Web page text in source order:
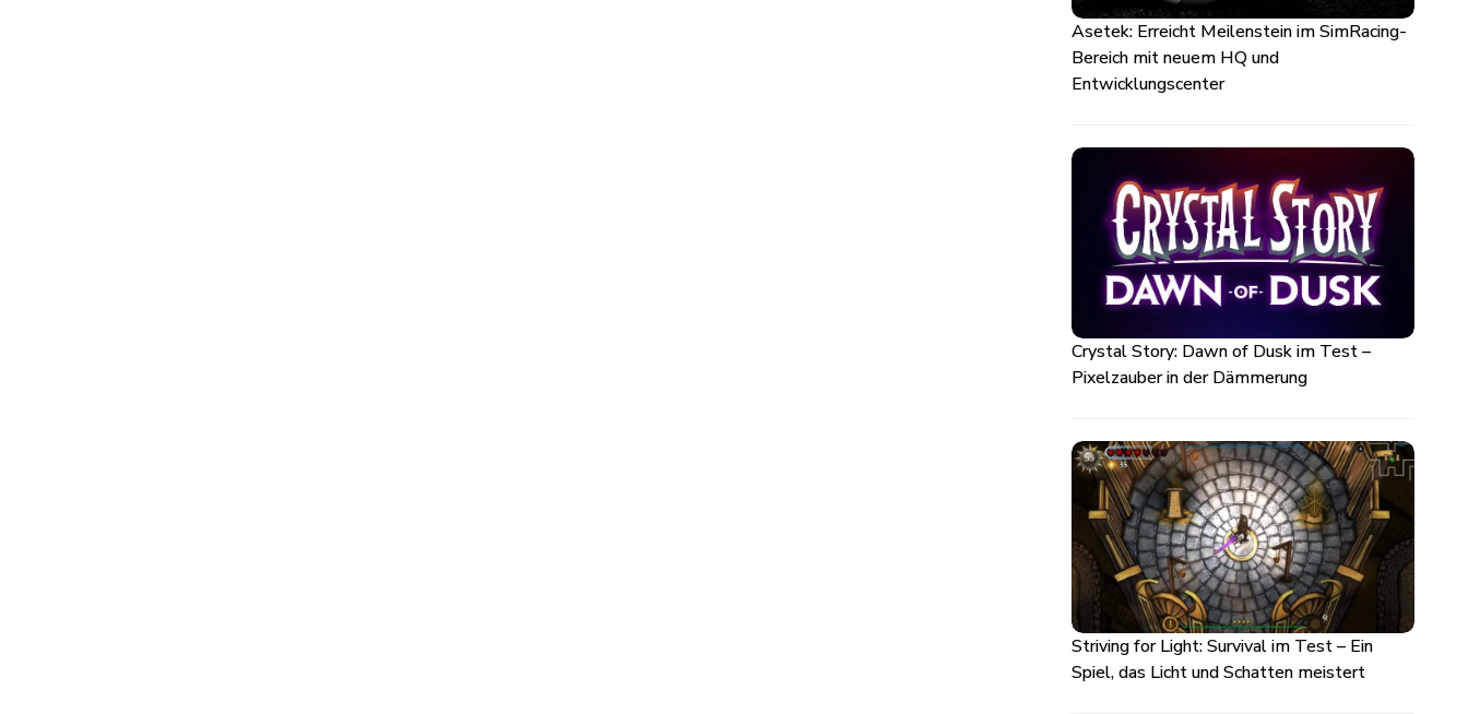
Asetek: Erreicht Meilenstein im SimRacing-
Bereich mit neuem HQ und
Entwicklungscenter
Crystal Story: Dawn of Dusk im Test –
Pixelzauber in der Dämmerung
Striving for Light: Survival im Test – Ein
Spiel, das Licht und Schatten meistert